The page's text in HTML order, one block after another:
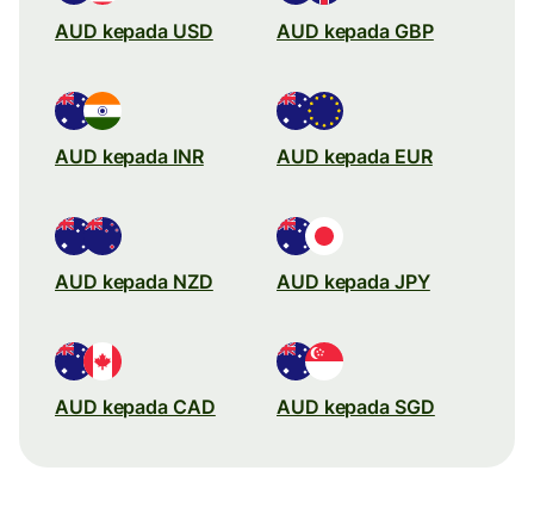
AUD kepada USD AUD kepada GBP
AUD kepada INR AUD kepada EUR
AUD kepada NZD AUD kepada JPY
AUD kepada CAD AUD kepada SGD